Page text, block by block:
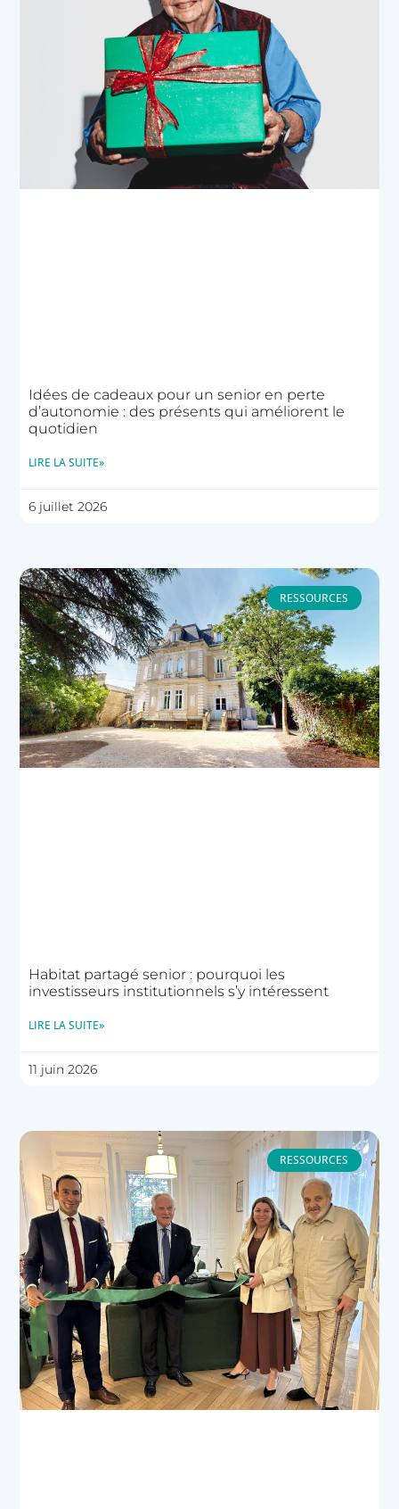
Idées de cadeaux pour un senior en perte
d’autonomie : des présents qui améliorent le
quotidien
LIRE LA SUITE»
6 juillet 2026
RESSOURCES
Habitat partagé senior : pourquoi les
investisseurs institutionnels s’y intéressent
LIRE LA SUITE»
11 juin 2026
RESSOURCES